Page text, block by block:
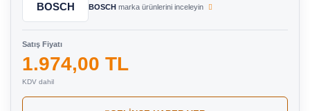
BOSCH BOSCH marka ürünlerini inceleyin
Satış Fiyatı
1.974,00 TL
KDV dahil